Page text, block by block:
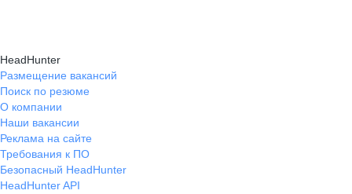
HeadHunter
Размещение вакансий
Поиск по резюме
О компании
Наши вакансии
Реклама на сайте
Требования к ПО
Безопасный HeadHunter
HeadHunter API